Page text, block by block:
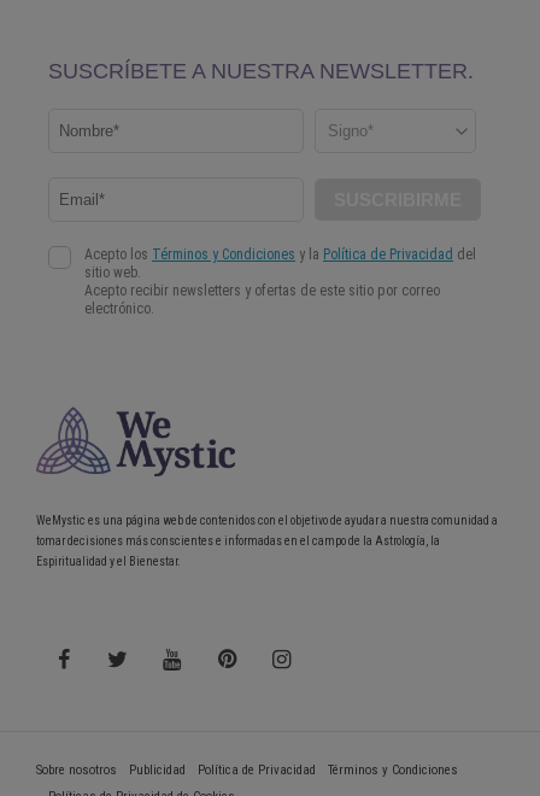
WeMystic es una página web de contenidos con el objetivo de ayudar a nuestra comunidad a
tomar decisiones más conscientes e informadas en el campo de la Astrología, la
Espiritualidad y el Bienestar.
Sobre nosotros Publicidad Política de Privacidad
Términos y Condiciones